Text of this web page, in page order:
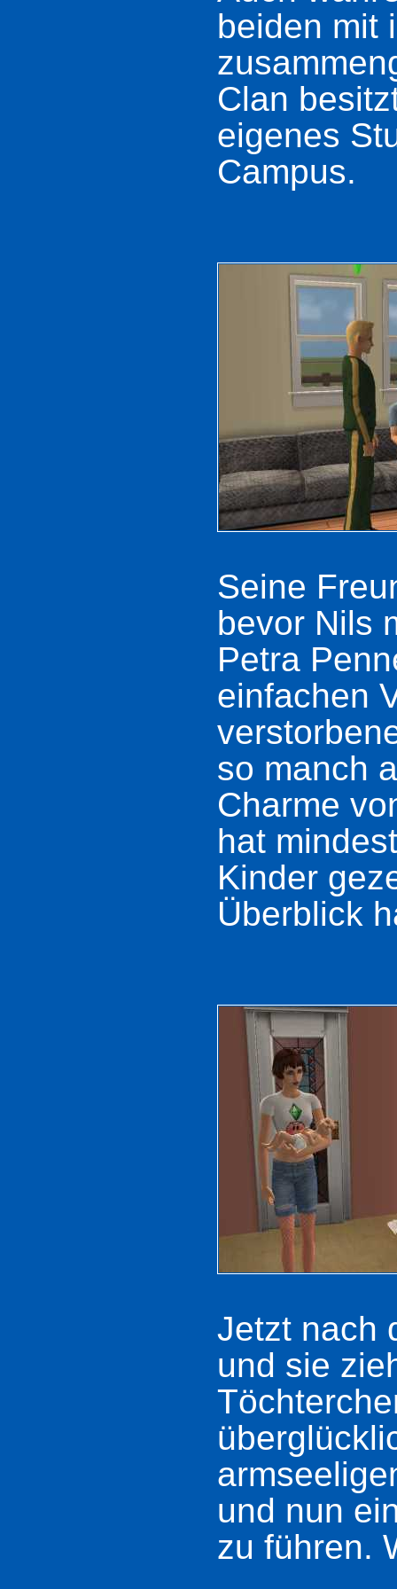
beiden mit
Clan
eigenes
Campus.
Seine
bevor Nils
Petra
einfachen
so manch
Charme
hat
Kinder
Überblick
Jetzt nach
und sie
und nun
zu führen.